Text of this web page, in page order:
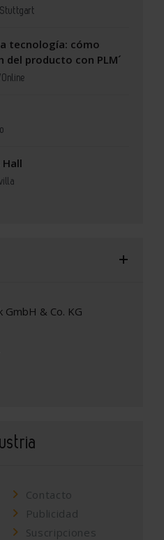
Stuttgart
tecnología: cómo
producto con PLM´
Online
GmbH & Co. KG
Contacto
Publicidad
Suscripciones